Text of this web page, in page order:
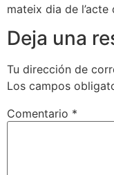
mateix dia de l’acte
Deja una
Tu dirección de
Los campos
Comentario *